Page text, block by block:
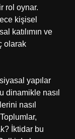
rol oynar.
kişisel
katılımın ve
olarak
yapılar
dinamikle nasıl
nasıl
İktidar bu